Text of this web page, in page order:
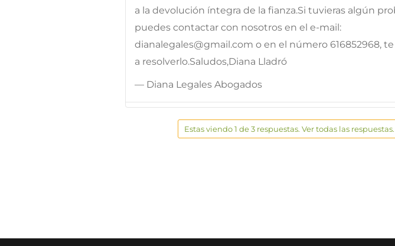
a la devolución íntegra de la fianza.Si tuvieras algún
puedes contactar con nosotros en el e-mail:
dianalegales@gmail.com o en el número 616852968,
a resolverlo.Saludos,Diana Lladró
— Diana Legales Abogados
Estas viendo 1 de 3 respuestas. Ver todas las respuestas.